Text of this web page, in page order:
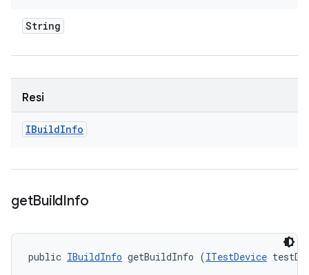
String
Resi
IBuildInfo
getBuildInfo
public IBuildInfo getBuildInfo (ITestDevice